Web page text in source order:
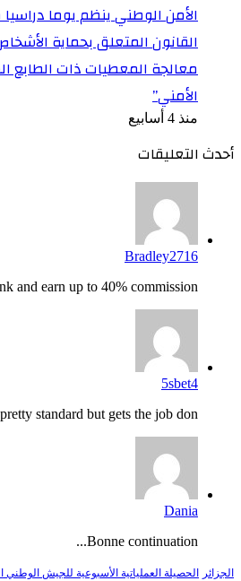
الأمن الوطني ينظم يوما
القانون المتعلق بحماية
معالجة المعطيات ذات الطابع
الأمني”
منذ 4 أسابيع
أحدث التعليقات
Bradley2716
and earn up to 40% commission!...
5sbet4
standard but gets the job don...
Dania
Bonne continuation...
الجزائر الحصيلة العملياتية الأسبوعية للجيش